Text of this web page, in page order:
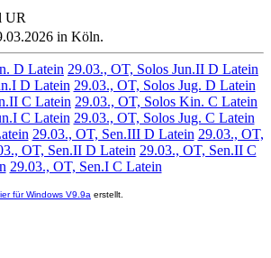
UR
in Köln.
D Latein 29.03., OT, Solos Jun.II D Latein
D Latein 29.03., OT, Solos Jug. D Latein
C Latein 29.03., OT, Solos Kin. C Latein
C Latein 29.03., OT, Solos Jug. C Latein
29.03., OT, Sen.III D Latein 29.03., OT,
OT, Sen.II D Latein 29.03., OT, Sen.II C
29.03., OT, Sen.I C Latein
für Windows V9.9a erstellt.